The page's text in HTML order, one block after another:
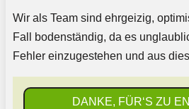
Wir als Team sind ehrgeizig,
Fall bodenständig, da es
Fehler einzugestehen und aus
DANKE, FÜR‘S ZU